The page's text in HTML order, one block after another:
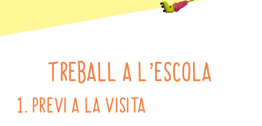
TREBALL A L’ESCOLA
1. PREVI A LA VISITA